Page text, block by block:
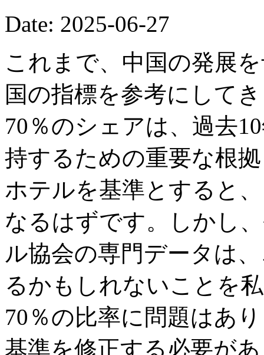
Date: 2025-06-27
これまで、中国の発展
国の指標を参考にして
70％のシェアは、過去
持するための重要な根
ホテルを基準とすると
なるはずです。しかし
ル協会の専門データは
るかもしれないことを
70％の比率に問題はあ
基準を修正する必要が